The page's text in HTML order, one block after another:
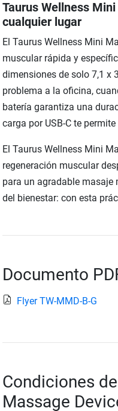
Taurus Wellness
cualquier lugar
El Taurus Wellness Mini
muscular rápida y
dimensiones de solo 7,1 x
problema a la oficina,
batería garantiza una
carga por USB-C te
El Taurus Wellness Mini
regeneración muscular
para un agradable masaje
del bienestar: con esta
Documento
Flyer TW-MMD-B-G
Condiciones
Massage